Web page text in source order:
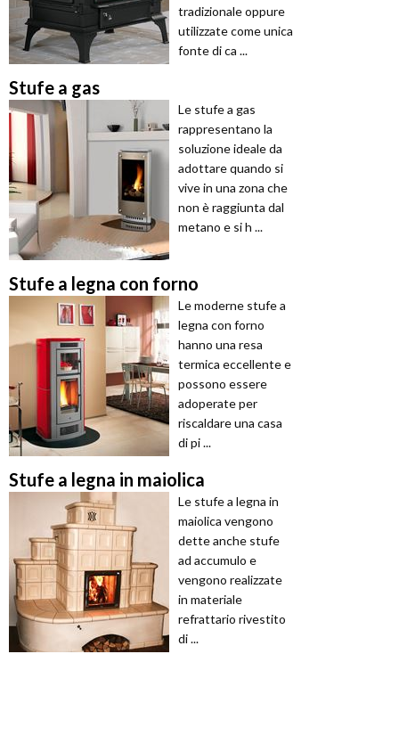
tradizionale oppure
utilizzate come unica
fonte di ca ...
Stufe a gas
Le stufe a gas
rappresentano la
soluzione ideale da
adottare quando si
vive in una zona che
non è raggiunta dal
metano e si h ...
Stufe a legna con forno
Le moderne stufe a
legna con forno
hanno una resa
termica eccellente e
possono essere
adoperate per
riscaldare una casa
di pi ...
Stufe a legna in maiolica
Le stufe a legna in
maiolica vengono
dette anche stufe
ad accumulo e
vengono realizzate
in materiale
refrattario rivestito
di ...